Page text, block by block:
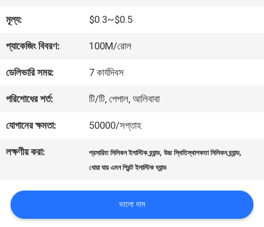
মান
নিয়ন্ত্রণ
যোগাযোগ
করুন
জন্য
আবেদন
মূল্য: $0.3~$0.5
প্যাকেজিং বিবরণ: 100M/রোল
ডেলিভারি সময়: 7 কার্যদিবস
পরিশোধের শর্ত: টি/টি, পেপাল, আলিবাবা
যোগানের ক্ষমতা: 50000/সপ্তাহ
লক্ষণীয় করা: প্রসারিত সিলিকন ইলাস্টিক ব্র্যান্ড,উচ্চ স্থিতিস্থাপকতা সিলিকন ব্র্যান্ড,
ধোয়া যায় এমন প্রিন্ট ইলাস্টিক ব্যান্ড
ভালো দাম